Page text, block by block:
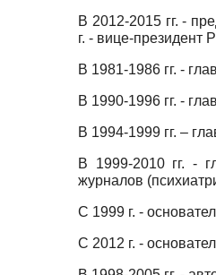
В 2012-2015 гг. -
г. - вице-президент
В 1981-1986 гг. -
В 1990-1996 гг. -
В 1994-1999 гг. –
В 1999-2010 гг. -
журналов
С 1999 г. -
С 2012 г. -